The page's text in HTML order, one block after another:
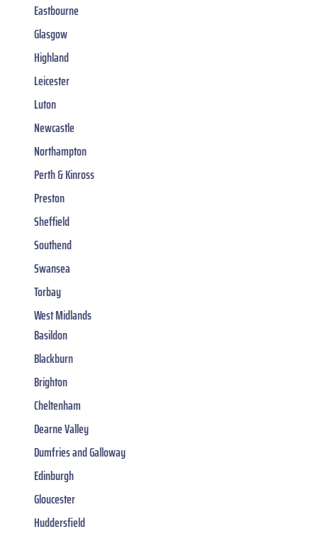
Eastbourne
Glasgow
Highland
Leicester
Luton
Newcastle
Northampton
Perth & Kinross
Preston
Sheffield
Southend
Swansea
Torbay
West Midlands
Basildon
Blackburn
Brighton
Cheltenham
Dearne Valley
Dumfries and Galloway
Edinburgh
Gloucester
Huddersfield